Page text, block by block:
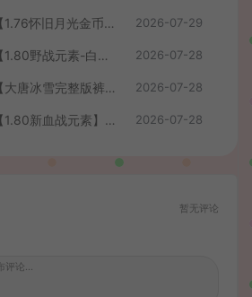
战神引擎传奇手游【1.76怀旧月光金币版】最新整理Win系复古服务端+安卓苹果双端+GM授权物品后台+详细搭建教程 2026-07-29
战神引擎传奇手游【1.80野战元素-白猪7.2免授权】最新整理Win系特色服务端+安卓+GM授权物品后台+详细搭建教程 2026-07-28
战神引擎传奇手游【大唐冰雪完整版裤衩7.0免授权】最新整理Win系特色服务端+GM授权后台+安卓苹果双端+详细搭建教程 2026-07-28
战神引擎传奇手游【1.80新血战元素】最新整理Win系特色服务端+安卓+GM授权物品后台+详细搭建教程 2026-07-28
暂无评论